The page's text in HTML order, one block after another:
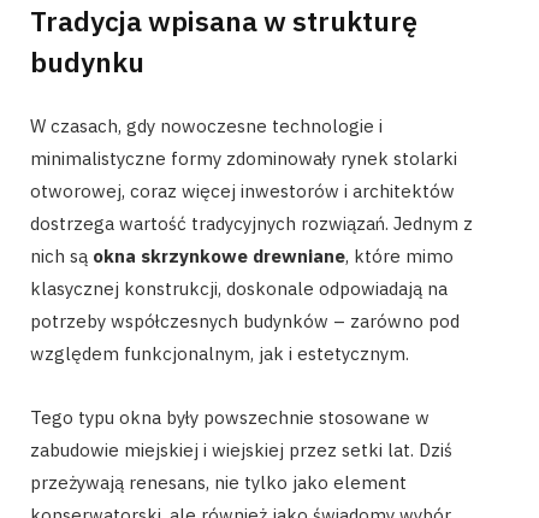
Tradycja wpisana w strukturę
budynku
W czasach, gdy nowoczesne technologie i
minimalistyczne formy zdominowały rynek stolarki
otworowej, coraz więcej inwestorów i architektów
dostrzega wartość tradycyjnych rozwiązań. Jednym z
nich są okna skrzynkowe drewniane, które mimo
klasycznej konstrukcji, doskonale odpowiadają na
potrzeby współczesnych budynków – zarówno pod
względem funkcjonalnym, jak i estetycznym.
Tego typu okna były powszechnie stosowane w
zabudowie miejskiej i wiejskiej przez setki lat. Dziś
przeżywają renesans, nie tylko jako element